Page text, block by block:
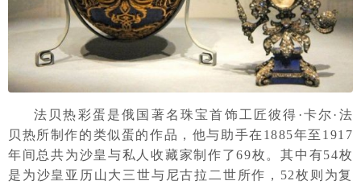
法贝热彩蛋是俄国著名珠宝首饰工匠彼得·卡尔·法
贝热所制作的类似蛋的作品，他与助手在1885年至1917
年间总共为沙皇与私人收藏家制作了69枚。其中有54枚
是为沙皇亚历山大三世与尼古拉二世所作，52枚则为复